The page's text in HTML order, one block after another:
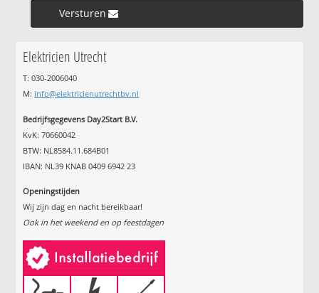
Versturen »
Elektricien Utrecht
T: 030-2006040
M: info@elektricienutrechtbv.nl
Bedrijfsgegevens Day2Start B.V.
KvK: 70660042
BTW: NL8584.11.684B01
IBAN: NL39 KNAB 0409 6942 23
Openingstijden
Wij zijn dag en nacht bereikbaar!
Ook in het weekend en op feestdagen